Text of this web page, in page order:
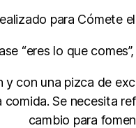
para Cómete
“eres lo que
y con una pizca de
Se necesita
cambio para